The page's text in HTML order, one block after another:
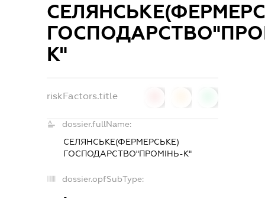
К"
riskFactors.title
dossier.fullName:
СЕЛЯНСЬКЕ(ФЕРМЕРСЬКЕ)
ГОСПОДАРСТВО"ПРОМІНЬ-К"
dossier.opfSubType:
-